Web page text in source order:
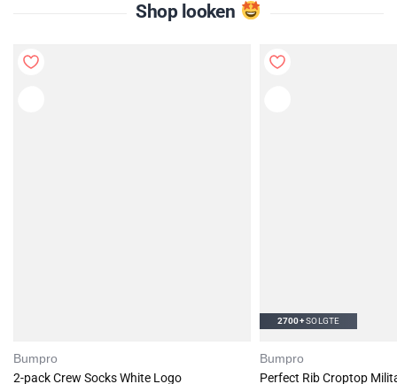
Flatterende scrunch-effektShop looken
Bumpro
2-pack Crew Socks White Logo
2700+SOLGTE
Bumpro
Perfect Rib Croptop